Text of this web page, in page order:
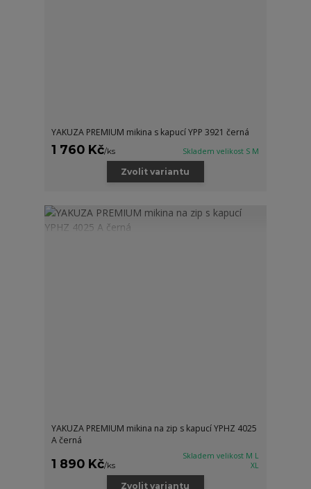
YAKUZA PREMIUM mikina s kapucí YPP 3921 černá
1 760 Kč/ks Skladem velikost S M
Zvolit variantu
YAKUZA PREMIUM mikina na zip s kapucí YPHZ 4025
A černá
1 890 Kč/ks
Skladem velikost M L
XL
Zvolit variantu